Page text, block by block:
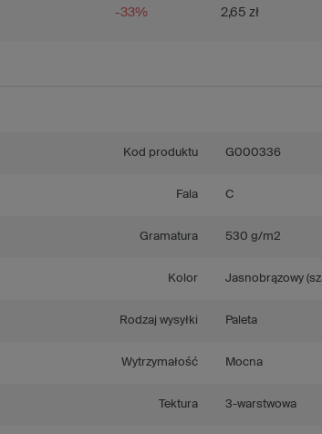
-33% 2,65 zł
Kod produktu G000336
Fala C
Gramatura 530 g/m2
Kolor Jasnobrązowy
Rodzaj wysyłki Paleta
Wytrzymałość Mocna
Tektura 3-warstwowa